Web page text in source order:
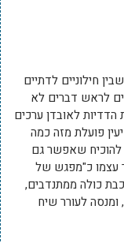
חילוניים לדתיים
לראש דברים לא
לאובדן ערכים
פועלת מזה כמה
להוכיח שאפשר גם
עצמו כ"מפגש של
כולה ממתנדבים,
עולמי שקיים ב־60 מדינות, ומנסה לעורר שיח